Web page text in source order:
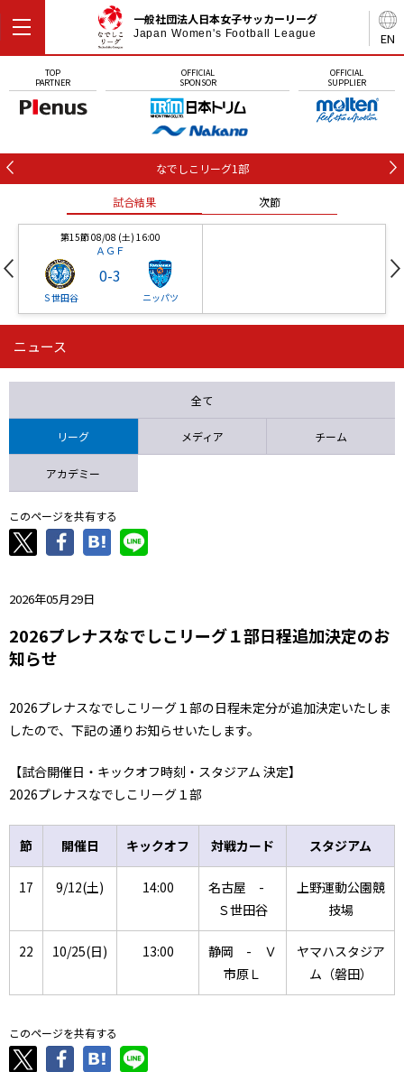
EN
一般社団法人日本女子サッカーリーグ
Japan Women's Football League
TOP
PARTNER
OFFICIAL
SPONSOR
OFFICIAL
SUPPLIER
なでしこリーグ1部
試合結果 次節
第15節 08/08 (土) 16:00
ＡＧＦ
Ｓ世田谷
0-3
ニッパツ
第16節 09/05 (土) 15:00
ニッパツ 石人の星
ニュース
全て
リーグ メディア チーム
アカデミー
このページを共有する
2026年05月29日
2026プレナスなでしこリーグ１部日程追加決定のお
知らせ
2026プレナスなでしこリーグ１部の日程未定分が追加決定いたしま
したので、下記の通りお知らせいたします。
【試合開催日・キックオフ時刻・スタジアム 決定】
2026プレナスなでしこリーグ１部
節 開催日 キックオフ 対戦カード スタジアム
17 9/12(土) 14:00
名古屋 -
Ｓ世田谷
上野運動公園競
技場
22 10/25(日) 13:00
静岡 - Ｖ
市原Ｌ
ヤマハスタジア
ム（磐田）
このページを共有する